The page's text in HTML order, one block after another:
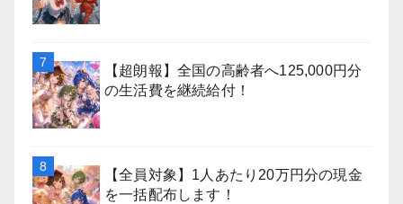
【超朗報】全国の高齢者へ125,000円分
の生活費を継続給付！
【全員対象】1人あたり20万円分の現金
を一括配布します！